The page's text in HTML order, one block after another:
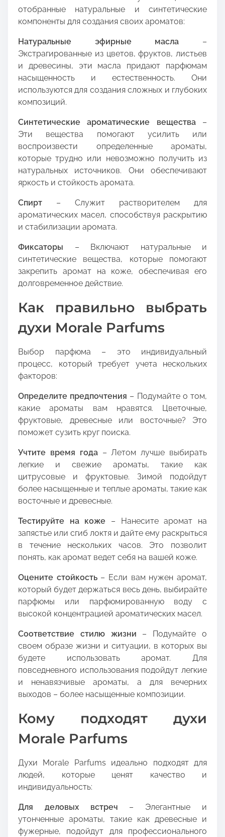
отобранные натуральные и синтетические
компоненты для создания своих ароматов:
Натуральные эфирные масла –
Экстрагированные из цветов, фруктов, листьев
и древесины, эти масла придают парфюмам
насыщенность и естественность. Они
используются для создания сложных и глубоких
композиций.
Синтетические ароматические вещества–
Эти вещества помогают усилить или
воспроизвести определенные ароматы,
которые трудно или невозможно получить из
натуральных источников. Они обеспечивают
яркость и стойкость аромата.
Спирт – Служит растворителем для
ароматических масел, способствуя раскрытию
и стабилизации аромата.
Фиксаторы – Включают натуральные и
синтетические вещества, которые помогают
закрепить аромат на коже, обеспечивая его
долговременное действие.
Как правильно выбрать
духи Morale Parfums
Выбор парфюма – это индивидуальный
процесс, который требует учета нескольких
факторов:
Определите предпочтения – Подумайте о том,
какие ароматы вам нравятся. Цветочные,
фруктовые, древесные или восточные? Это
поможет сузить круг поиска.
Учтите время года– Летом лучше выбирать
легкие и свежие ароматы, такие как
цитрусовые и фруктовые. Зимой подойдут
более насыщенные и теплые ароматы, такие как
восточные и древесные.
Тестируйте на коже – Нанесите аромат на
запястье или сгиб локтя и дайте ему раскрыться
в течение нескольких часов. Это позволит
понять, как аромат ведет себя на вашей коже.
Оцените стойкость– Если вам нужен аромат,
который будет держаться весь день, выбирайте
парфюмы или парфюмированную воду с
высокой концентрацией ароматических масел.
Соответствие стилю жизни – Подумайте о
своем образе жизни и ситуации, в которых вы
будете использовать аромат. Для
повседневного использования подойдут легкие
и ненавязчивые ароматы, а для вечерних
выходов – более насыщенные композиции.
Кому подходят духи
Morale Parfums
Духи Morale Parfums идеально подходят для
людей, которые ценят качество и
индивидуальность:
Для деловых встреч – Элегантные и
утонченные ароматы, такие как древесные и
фужерные, подойдут для профессионального